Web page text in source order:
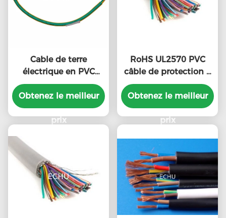
Cable de terre
électrique en PVC
ROHS UL1015 6AWG
600V avec certificat UL
Obtenez le meilleur
prix
RoHS UL2570 PVC
câble de protection à
double fil de cuivre
isolé à plusieurs
noyaux
Obtenez le meilleur
prix